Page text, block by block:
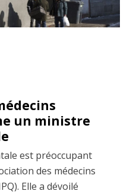
un ministre
est préoccupant
des médecins
Elle a dévoilé